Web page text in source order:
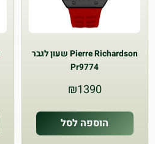
Pierre Richardson שעון לגבר
Pr9774
₪1390
הוספה לסל